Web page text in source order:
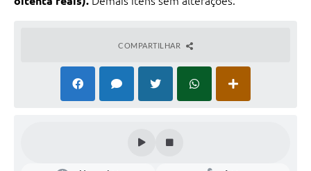
COMPARTILHAR